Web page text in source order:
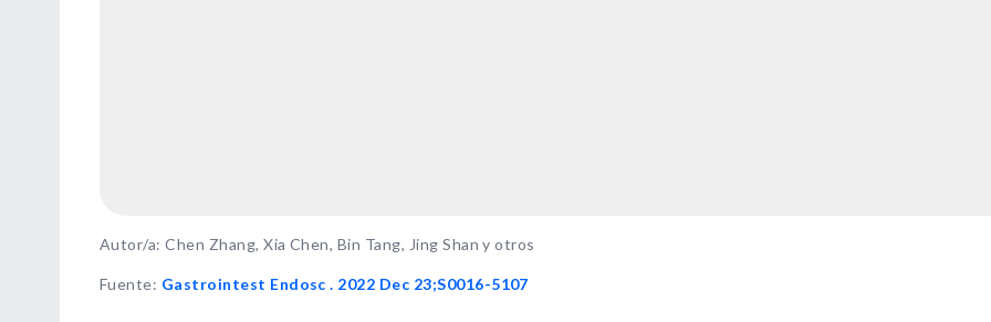
Autor/a: Chen Zhang, Xia Chen, Bin Tang, Jing Shan y otros
Fuente: Gastrointest Endosc . 2022 Dec 23;S0016-5107